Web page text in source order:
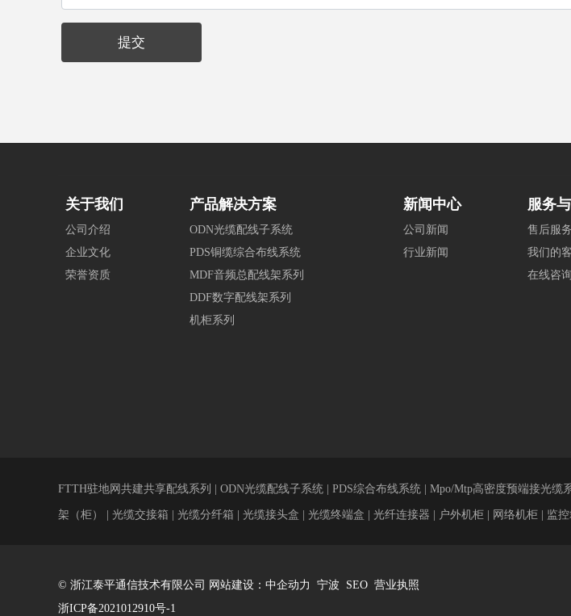
提交
关于我们
公司介绍
企业文化
荣誉资质
产品解决方案
ODN光缆配线子系统
PDS铜缆综合布线系统
MDF音频总配线架系列
DDF数字配线架系列
机柜系列
新闻中心
公司新闻
行业新闻
服务
售后服务
我们的
在线咨询
FTTH驻地网共建共享配线系列 | ODN光缆配线子系统 | PDS综合布线系统 | Mpo/Mtp高密度预端接光
架（柜） | 光缆交接箱 | 光缆分纤箱 | 光缆接头盒 | 光缆终端盒 | 光纤连接器 | 户外机柜 | 网络机柜 | 监控
© 浙江泰平通信技术有限公司 网站建设：中企动力 宁波 SEO 营业执照
浙ICP备2021012910号-1